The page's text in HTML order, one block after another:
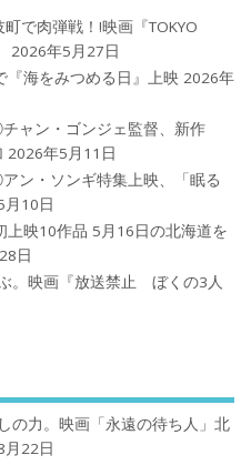
で肉弾戦！!映画『TOKYO
2026年5月27日
『海をみつめる日』上映 2026年
ャン・ゴンジェ監督、新作
2026年5月11日
ン・ソンギ特集上映、「眠る
月10日
上映10作品 5月16日の北海道を
日
。映画『放送禁止 ぼくの3人
の力。映画「永遠の待ち人」北
月22日